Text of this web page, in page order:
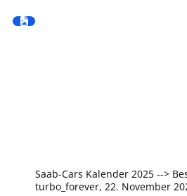
Saab-Cars Kalender 2025 -->
turbo_forever, 22. November